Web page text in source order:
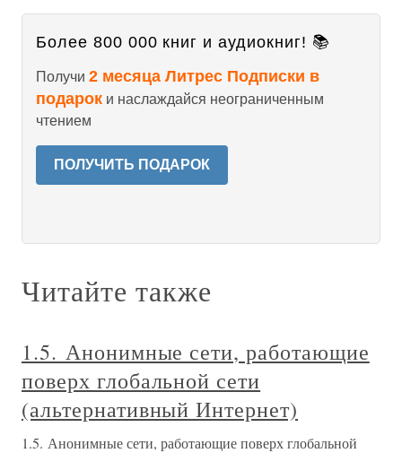
Более 800 000 книг и аудиокниг! 📚
Получи 2 месяца Литрес Подписки в
подарок и наслаждайся неограниченным
чтением
ПОЛУЧИТЬ ПОДАРОК
Читайте также
1.5. Анонимные сети, работающие
поверх глобальной сети
(альтернативный Интернет)
1.5. Анонимные сети, работающие поверх глобальной